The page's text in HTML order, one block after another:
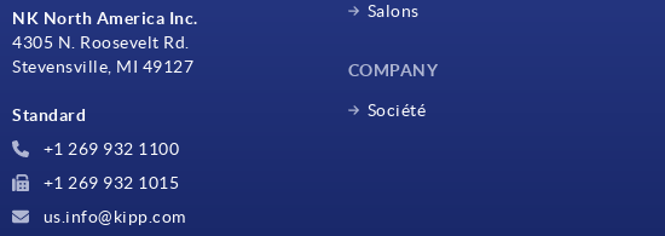
NK North America Inc.
4305 N. Roosevelt Rd.
Stevensville, MI 49127
Standard
+1 269 932 1100
+1 269 932 1015
us.info@kipp.com
Salons
COMPANY
Société